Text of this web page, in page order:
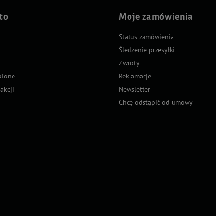
Moje zamówienia
Status zamówienia
Śledzenie przesyłki
Zwroty
Reklamacje
Newsletter
Chcę odstąpić od umowy